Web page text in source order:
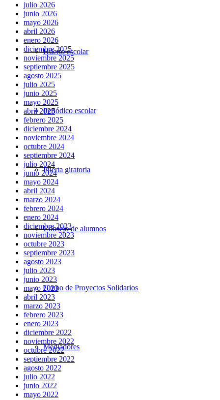
Huerto escolar
Periódico escolar
Puerta giratoria
Consejo de alumnos
Grupo de Proyectos Solidarios
Mediadores
julio 2026
junio 2026
mayo 2026
abril 2026
enero 2026
diciembre 2025
noviembre 2025
septiembre 2025
agosto 2025
julio 2025
junio 2025
mayo 2025
abril 2025
febrero 2025
diciembre 2024
noviembre 2024
octubre 2024
septiembre 2024
julio 2024
junio 2024
mayo 2024
abril 2024
marzo 2024
febrero 2024
enero 2024
diciembre 2023
noviembre 2023
octubre 2023
septiembre 2023
agosto 2023
julio 2023
junio 2023
mayo 2023
abril 2023
marzo 2023
febrero 2023
enero 2023
diciembre 2022
noviembre 2022
octubre 2022
septiembre 2022
agosto 2022
julio 2022
junio 2022
mayo 2022